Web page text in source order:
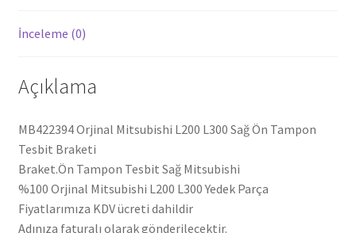
İnceleme (0)
Açıklama
MB422394 Orjinal Mitsubishi L200 L300 Sağ Ön Tampon
Tesbit Braketi
Braket.Ön Tampon Tesbit Sağ Mitsubishi
%100 Orjinal Mitsubishi L200 L300 Yedek Parça
Fiyatlarımıza KDV ücreti dahildir
Adınıza faturalı olarak gönderilecektir.